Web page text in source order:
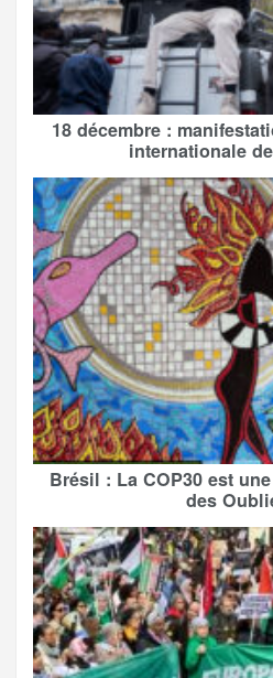
18 décembre :
internationale
Brésil : La COP30 est
des